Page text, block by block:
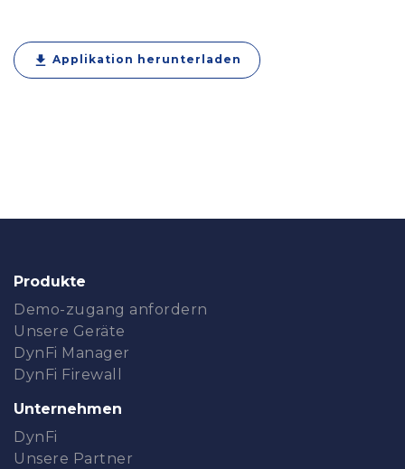
download Applikation herunterladen
Produkte
Demo-zugang anfordern
Unsere Geräte
DynFi Manager
DynFi Firewall
Unternehmen
DynFi
Unsere Partner